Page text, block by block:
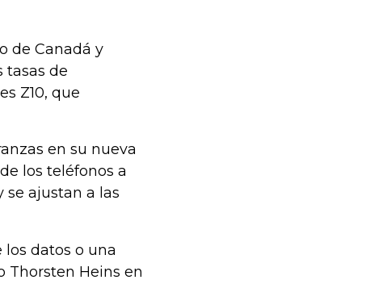
de Canadá y
tasas de
Z10, que
en su nueva
los teléfonos a
se ajustan a las
datos o una
Thorsten Heins en